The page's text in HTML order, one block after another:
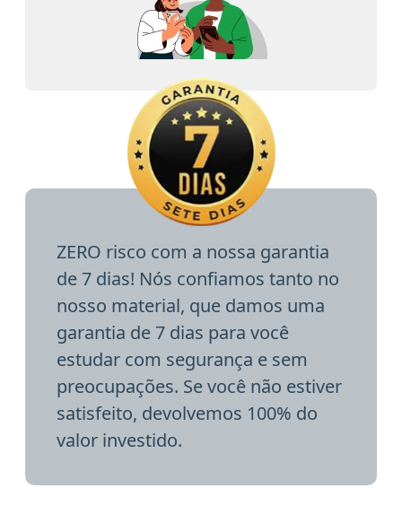
ZERO risco com a nossa garantia
de 7 dias! Nós confiamos tanto no
nosso material, que damos uma
garantia de 7 dias para você
estudar com segurança e sem
preocupações. Se você não estiver
satisfeito, devolvemos 100% do
valor investido.